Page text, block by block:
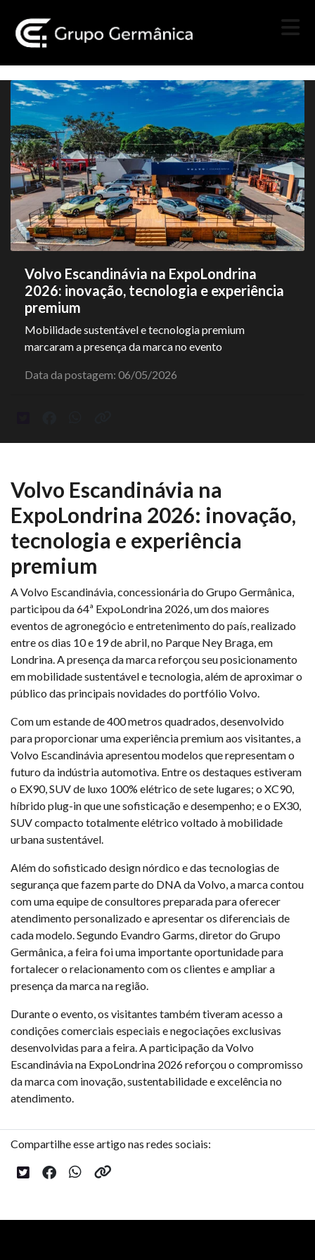
Volvo Escandinávia na ExpoLondrina
2026: inovação, tecnologia e experiência
premium
Mobilidade sustentável e tecnologia premium
marcaram a presença da marca no evento
Data da postagem: 06/05/2026
Volvo Escandinávia na
ExpoLondrina 2026: inovação,
tecnologia e experiência
premium
A Volvo Escandinávia, concessionária do Grupo Germânica,
participou da 64ª ExpoLondrina 2026, um dos maiores
eventos de agronegócio e entretenimento do país, realizado
entre os dias 10 e 19 de abril, no Parque Ney Braga, em
Londrina. A presença da marca reforçou seu posicionamento
em mobilidade sustentável e tecnologia, além de aproximar o
público das principais novidades do portfólio Volvo.
Com um estande de 400 metros quadrados, desenvolvido
para proporcionar uma experiência premium aos visitantes, a
Volvo Escandinávia apresentou modelos que representam o
futuro da indústria automotiva. Entre os destaques estiveram
o EX90, SUV de luxo 100% elétrico de sete lugares; o XC90,
híbrido plug-in que une sofisticação e desempenho; e o EX30,
SUV compacto totalmente elétrico voltado à mobilidade
urbana sustentável.
Além do sofisticado design nórdico e das tecnologias de
segurança que fazem parte do DNA da Volvo, a marca contou
com uma equipe de consultores preparada para oferecer
atendimento personalizado e apresentar os diferenciais de
cada modelo. Segundo Evandro Garms, diretor do Grupo
Germânica, a feira foi uma importante oportunidade para
fortalecer o relacionamento com os clientes e ampliar a
presença da marca na região.
Durante o evento, os visitantes também tiveram acesso a
condições comerciais especiais e negociações exclusivas
desenvolvidas para a feira. A participação da Volvo
Escandinávia na ExpoLondrina 2026 reforçou o compromisso
da marca com inovação, sustentabilidade e excelência no
atendimento.
Compartilhe esse artigo nas redes sociais: